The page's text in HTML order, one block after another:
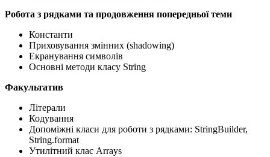
Робота з рядками та продовження попередньої теми
Константи
Приховування змінних (shadowing)
Екранування символів
Основні методи класу String
Факультатив
Літерали
Кодування
Допоміжні класи для роботи з рядками: StringBuilder,
String.format
Утилітний клас Arrays